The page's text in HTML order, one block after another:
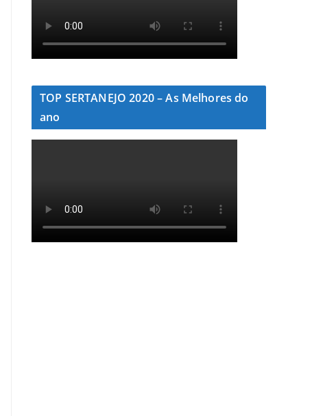
TOP SERTANEJO 2020 – As Melhores do
ano